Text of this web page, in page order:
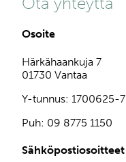
Osoite
Härkähaankuja 7
01730 Vantaa
Y-tunnus: 1700625-7
Puh: 09 8775 1150
Sähköpostiosoitteet